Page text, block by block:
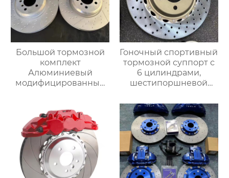
Большой тормозной
комплект
Алюминиевый
модифицированный
тормозные суппорты
для F30 F22 F31 F32 F34
Гоночный спортивный
тормозной суппорт с
6 цилиндрами,
шестипоршневой
V6, изготовленный на
заказ, Большой
тормозной комплект